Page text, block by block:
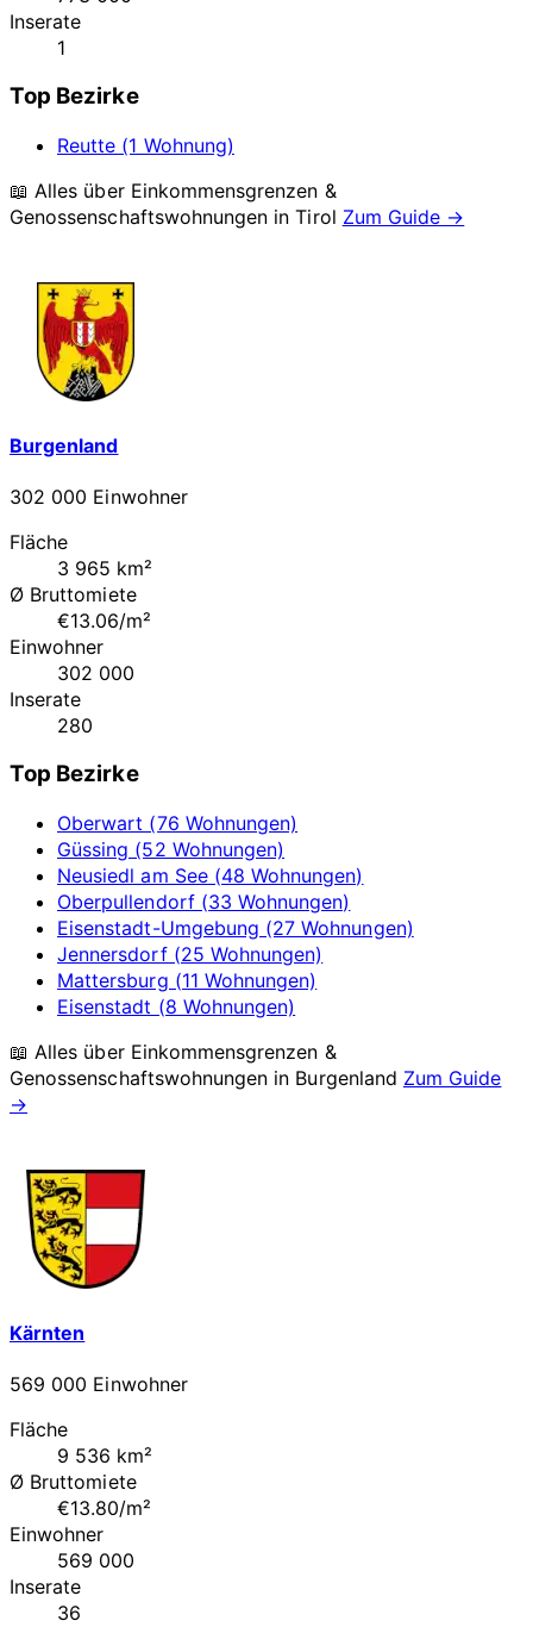
Inserate
1
Top Bezirke
Reutte (1 Wohnung)
📖 Alles über Einkommensgrenzen &
Genossenschaftswohnungen inTirol Zum Guide →
Burgenland
302 000 Einwohner
Fläche
3 965 km²
Ø Bruttomiete
€13.06/m²
Einwohner
302 000
Inserate
280
Top Bezirke
Oberwart (76 Wohnungen)
Güssing (52 Wohnungen)
Neusiedl am See (48 Wohnungen)
Oberpullendorf (33 Wohnungen)
Eisenstadt-Umgebung (27 Wohnungen)
Jennersdorf (25 Wohnungen)
Mattersburg (11 Wohnungen)
Eisenstadt (8 Wohnungen)
📖 Alles über Einkommensgrenzen &
Genossenschaftswohnungen in Burgenland Zum Guide
→
Kärnten
569 000 Einwohner
Fläche
9 536 km²
Ø Bruttomiete
€13.80/m²
Einwohner
569 000
Inserate
36